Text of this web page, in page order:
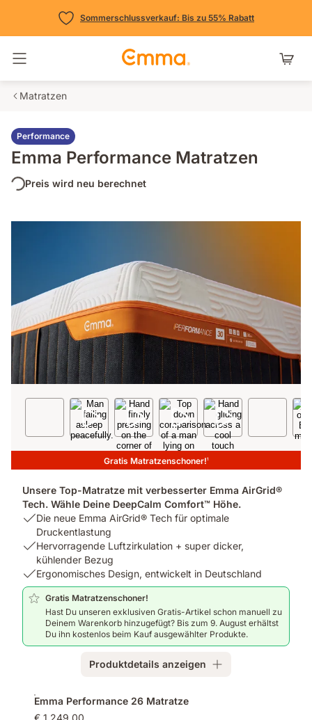
Sommerschlussverkauf: Bis zu 55% Rabatt
Navigation umschalten
Matratzen
Performance
Emma Performance Matratzen
Preis wird neu berechnet
Gratis Matratzenschoner!1
Unsere Top-Matratze mit verbesserter Emma AirGrid®
Tech. Wähle Deine DeepCalm Comfort™ Höhe.
USP
Die
neue
Emma
AirGrid®
Tech
optimale
Druckentlastung
Die neue Emma AirGrid® Tech für optimale
Druckentlastung
USP
Hervorragende
Luftzirkulation
super
dicker,
kühlender
Hervorragende Luftzirkulation + super dicker,
kühlender Bezug
USP
3:
Ergonomisches
Design,
entwickelt
in
Ergonomisches Design, entwickelt in Deutschland
Gratis Matratzenschoner!
Hast Du unseren exklusiven Gratis-Artikel schon manuell zu
Deinem Warenkorb hinzugefügt? Bis zum 9. August erhältst
Du ihn kostenlos beim Kauf ausgewählter Produkte.
Produktdetails anzeigen
Emma Performance 26 Matratze
€ 1.249,00